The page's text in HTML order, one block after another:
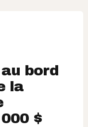
bord
la
$